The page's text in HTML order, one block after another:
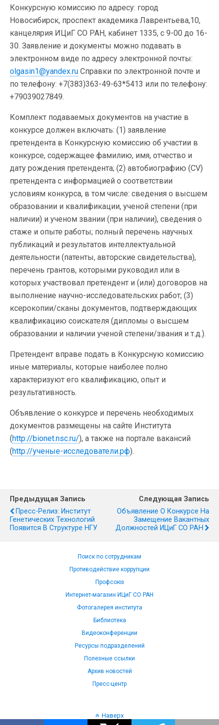
Конкурсную комиссию по адресу: город
Новосибирск, проспект академика Лаврентьева,10,
канцелярия ИЦиГ СО РАН, кабинет 1335, с 9-00 до 16-
30. Заявление и документы можно подавать в
электронном виде по адресу электронной почты:
olgasin1@yandex.ru Справки по электронной почте и
по телефону: +7(383)363-49-63*5413 или по телефону:
+79039027849.
Комплект подаваемых документов на участие в
конкурсе должен включать: (1) заявление
претендента в Конкурсную комиссию об участии в
конкурсе, содержащее фамилию, имя, отчество и
дату рождения претендента; (2) автобиографию (CV)
претендента с информацией о соответствии
условиям конкурса, в том числе: сведения о высшем
образовании и квалификации, ученой степени (при
наличии) и ученом звании (при наличии), сведения о
стаже и опыте работы; полный перечень научных
публикаций и результатов интеллектуальной
деятельности (патенты, авторские свидетельства),
перечень грантов, которыми руководил или в
которых участвовал претендент и (или) договоров на
выполнение научно-исследовательских работ; (3)
ксерокопии/сканы документов, подтверждающих
квалификацию соискателя (дипломы о высшем
образовании и наличии ученой степени/звания и т.д.).
Претендент вправе подать в Конкурсную комиссию
иные материалы, которые наиболее полно
характеризуют его квалификацию, опыт и
результативность.
Объявление о конкурсе и перечень необходимых
документов размещены на сайте Института
(http://bionet.nsc.ru/), а также на портале вакансий
(http://ученые-исследователи.рф).
Предыдущая Запись
Пресс-Релиз: Институт
Генетических Технологий
Появится В Структуре НГУ
Следующая Запись
Объявление О Конкурсе На
Замещение Вакантных
Должностей ИЦиГ СО РАН
Поиск по сотрудникам
Противодействие коррупции
Профсоюз
Интернет-магазин ИЦиГ СО РАН
Фотогалерея института
Библиотека
Видеоконференции
Ресурсы подразделений
Полезные ссылки
Архив новостей
Пресс-центр
Наверх